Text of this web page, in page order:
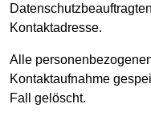
Kontaktadresse.
Alle
Kontaktaufnahme
Fall gelöscht.